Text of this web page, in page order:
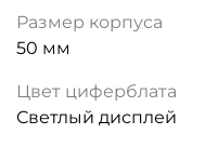
Размер корпуса
50 мм
Цвет циферблата
Светлый дисплей